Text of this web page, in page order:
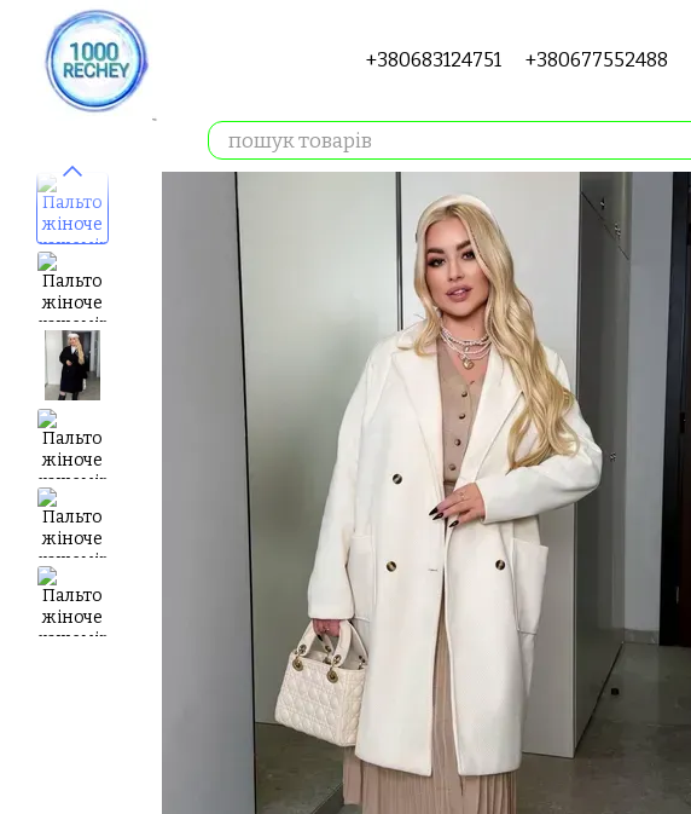
Перейти до основного контенту
+380683124751 +380677552488